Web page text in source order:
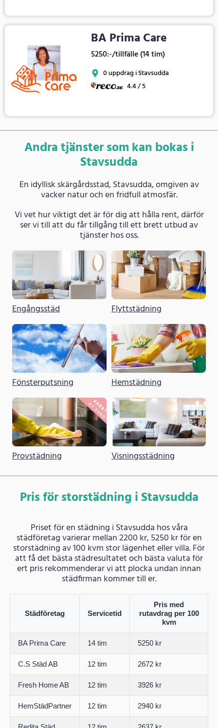
BA Prima Care
5250:-/tillfälle (14 tim)
0 uppdrag i Stavsudda
4.4 / 5
Andra tjänster som kan bokas i
Stavsudda
En idyllisk skärgårdsstad, Stavsudda, omgiven av
vacker natur och en fridfull atmosfär.
Vi vet hur viktigt det är för dig att hålla rent, därför
ser vi till att du får tillgång till ett brett utbud av
tjänster hos oss.
Engångsstäd Flyttstädning
Fönsterputsning Hemstädning
Provstädning Visningsstädning
Pris för storstädning i Stavsudda
Priset för en städning i Stavsudda hos våra
städföretag varierar mellan 2200 kr, 5250 kr för en
storstädning av 100 kvm stor lägenhet eller villa. För
att få det bästa städresultatet och bästa valuta för
ert pris rekommenderar vi att plocka undan innan
städfirman kommer till er.
Städföretag Servicetid
Pris med
rutavdrag per 100
kvm
BA Prima Care 14 tim 5250 kr
C.S Städ AB 12 tim 2672 kr
Fresh Home AB 12 tim 3926 kr
HemStädPartner 12 tim 2940 kr